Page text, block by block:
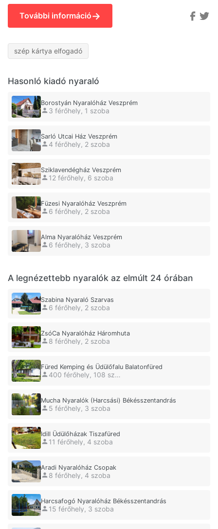
További információ→
szép kártya elfogadó
Hasonló kiadó nyaraló
Borostyán Nyaralóház Veszprém
3 férőhely, 1 szoba
Sarló Utcai Ház Veszprém
4 férőhely, 2 szoba
Sziklavendégház Veszprém
12 férőhely, 6 szoba
Füzesi Nyaralóház Veszprém
6 férőhely, 2 szoba
Alma Nyaralóház Veszprém
6 férőhely, 3 szoba
A legnézettebb nyaralók az elmúlt 24 órában
Szabina Nyaraló Szarvas
6 férőhely, 2 szoba
ZsóCa Nyaralóház Háromhuta
8 férőhely, 2 szoba
Füred Kemping és Üdülőfalu Balatonfüred
400 férőhely, 108 szoba
Mucha Nyaralók (Harcsási) Békésszentandrás
5 férőhely, 3 szoba
Idill Üdülőházak Tiszafüred
11 férőhely, 4 szoba
Aradi Nyaralóház Csopak
8 férőhely, 4 szoba
Harcsafogó Nyaralóház Békésszentandrás
15 férőhely, 3 szoba